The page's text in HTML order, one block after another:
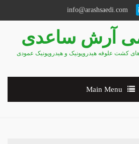
آرش ساعدی
کشت علوفه هیدروپونیک و هیدروپونیک عمودی
Main Menu